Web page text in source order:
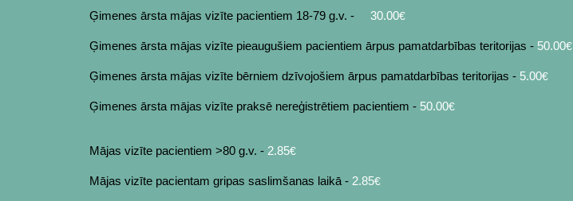
Ģimenes ārsta mājas vizīte pacientiem 18-79 g.v. - 30.00€
Ģimenes ārsta mājas vizīte pieaugušiem pacientiem ārpus pamatdarbības teritorijas - 50.00€
Ģimenes ārsta mājas vizīte bērniem dzīvojošiem ārpus pamatdarbības teritorijas - 5.00€
Ģimenes ārsta mājas vizīte praksē nereģistrētiem pacientiem - 50.00€
Mājas vizīte pacientiem >80 g.v. - 2.85€
Mājas vizīte pacientam gripas saslimšanas laikā - 2.85€